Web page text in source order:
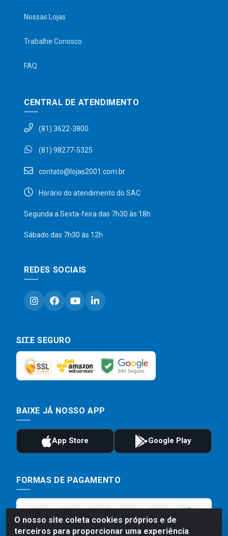
O nosso site coleta cookies próprios e de
terceiros para proporcionar uma experiência
Nossas Lojas
Trabalhe Conosco
FAQ
CENTRAL DE ATENDIMENTO
(81) 3622-3800
(81) 98277-5325
contato@lojas2001.com.br
Horário do atendimento do SAC
Segunda a Sexta-feira das 7h30 às 18h
Sábado das 7h30 às 12h
REDES SOCIAIS
SITE SEGURO
BAIXE JÁ NOSSO APP
FORMAS DE PAGAMENTO